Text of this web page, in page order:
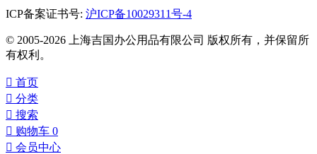
ICP备案证书号: 沪ICP备10029311号-4
© 2005-2026 上海吉国办公用品有限公司 版权所有，并保留所
有权利。
 首页
 分类
 搜索
 购物车 0
 会员中心